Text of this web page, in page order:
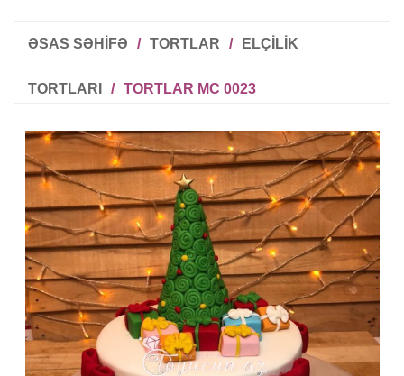
ƏSAS SƏHİFƏ / TORTLAR / ELÇILIK
TORTLARI / TORTLAR MC 0023